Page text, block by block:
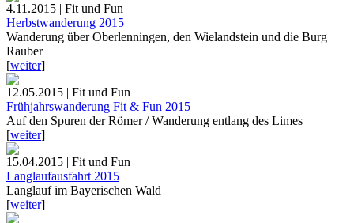
4.11.2015 | Fit und Fun
Herbstwanderung 2015
Wanderung über Oberlenningen, den Wielandstein und die Burg
Rauber
[weiter]
12.05.2015 | Fit und Fun
Frühjahrswanderung Fit & Fun 2015
Auf den Spuren der Römer / Wanderung entlang des Limes
[weiter]
15.04.2015 | Fit und Fun
Langlaufausfahrt 2015
Langlauf im Bayerischen Wald
[weiter]